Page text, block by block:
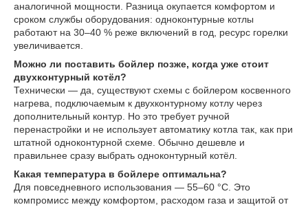
аналогичной мощности. Разница окупается комфортом и
сроком службы оборудования: одноконтурные котлы
работают на 30–40 % реже включений в год, ресурс горелки
увеличивается.
Можно ли поставить бойлер позже, когда уже стоит
двухконтурный котёл?
Технически — да, существуют схемы с бойлером косвенного
нагрева, подключаемым к двухконтурному котлу через
дополнительный контур. Но это требует ручной
перенастройки и не использует автоматику котла так, как при
штатной одноконтурной схеме. Обычно дешевле и
правильнее сразу выбрать одноконтурный котёл.
Какая температура в бойлере оптимальна?
Для повседневного использования — 55–60 °C. Это
компромисс между комфортом, расходом газа и защитой от